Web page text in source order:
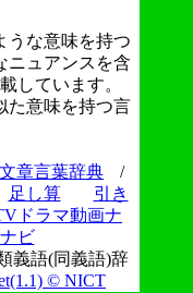
うな意味を持つ
ニュアンスを含
しています。
た意味を持つ言
文章言葉辞典
/
足し算
引き
ドラマ動画ナ
ビ
義語(同義語)辞
© NICT